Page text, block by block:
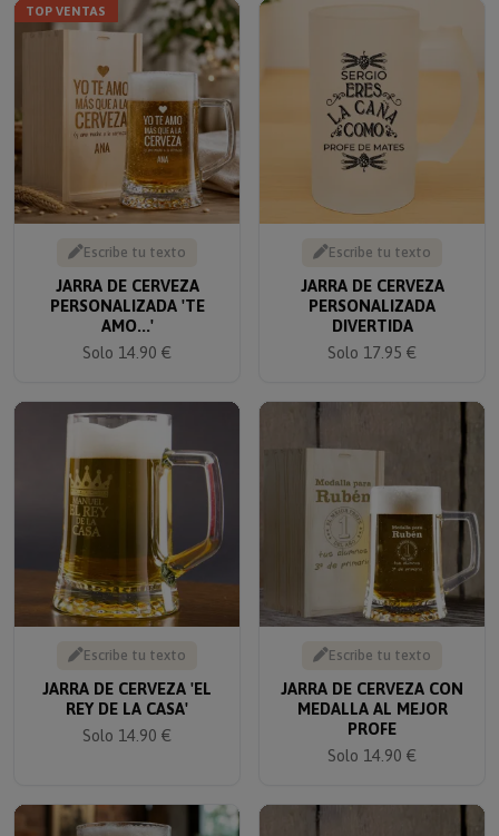
TOP VENTAS
Escribe tu texto
JARRA DE CERVEZA
PERSONALIZADA 'TE
AMO...'
Solo 14.90 €
Escribe tu texto
JARRA DE CERVEZA
PERSONALIZADA
DIVERTIDA
Solo 17.95 €
Escribe tu texto
JARRA DE CERVEZA 'EL
REY DE LA CASA'
Solo 14.90 €
Escribe tu texto
JARRA DE CERVEZA CON
MEDALLA AL MEJOR
PROFE
Solo 14.90 €